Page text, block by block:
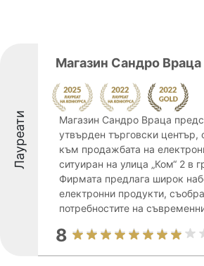
Лауреати
Магазин Сандро Враца
Магазин Сандро Враца
утвърден търговски център,
към продажбата на
ситуиран на улица „Ком“ 2 в
Фирмата предлага широк
електронни продукти,
потребностите на
8